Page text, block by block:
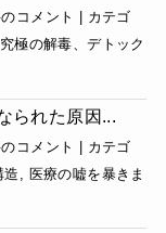
コメント
カテゴ
究極の解毒、デトック
られた原因...
コメント | カテゴ
造
医療の嘘を暴きま